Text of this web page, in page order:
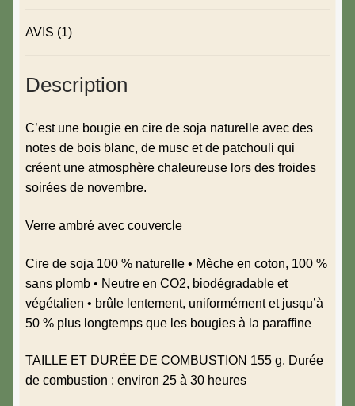
AVIS (1)
Description
C’est une bougie en cire de soja naturelle avec des
notes de bois blanc, de musc et de patchouli qui
créent une atmosphère chaleureuse lors des froides
soirées de novembre.
Verre ambré avec couvercle
Cire de soja 100 % naturelle • Mèche en coton, 100 %
sans plomb • Neutre en CO2, biodégradable et
végétalien • brûle lentement, uniformément et jusqu’à
50 % plus longtemps que les bougies à la paraffine
TAILLE ET DURÉE DE COMBUSTION 155 g. Durée
de combustion : environ 25 à 30 heures